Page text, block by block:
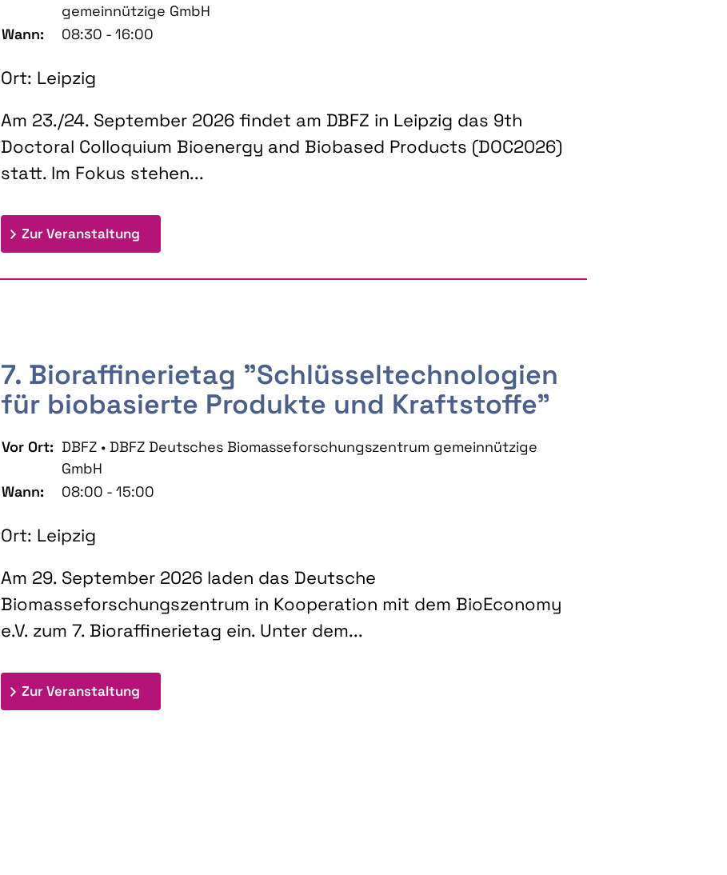
gemeinnützige GmbH
Wann:
08:30 - 16:00
Ort: Leipzig
Am 23./24. September 2026 findet am DBFZ in Leipzig das 9th
Doctoral Colloquium Bioenergy and Biobased Products (DOC2026)
statt. Im Fokus stehen...
Zur Veranstaltung: 9th Doctoral Colloquium BIOENERGY AND BIOBASED PRODUCTS
7. Bioraffinerietag "Schlüsseltechnologien
für biobasierte Produkte und Kraftstoffe"
Vor Ort: DBFZ • DBFZ Deutsches Biomasseforschungszentrum gemeinnützige
GmbH
Wann:
08:00 - 15:00
Ort: Leipzig
Am 29. September 2026 laden das Deutsche
Biomasseforschungszentrum in Kooperation mit dem BioEconomy
e.V. zum 7. Bioraffinerietag ein. Unter dem...
Zur Veranstaltung: 7. Bioraffinerietag "Schlüsseltechnologien für biobasierte Produkte und Kraftstoffe"